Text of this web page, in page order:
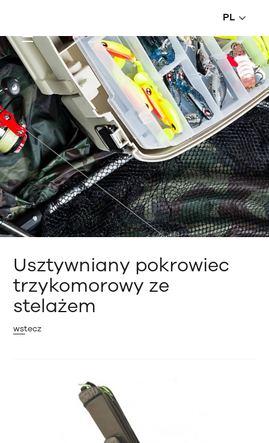
PL
Usztywniany pokrowiec
trzykomorowy ze
stelażem
wstecz